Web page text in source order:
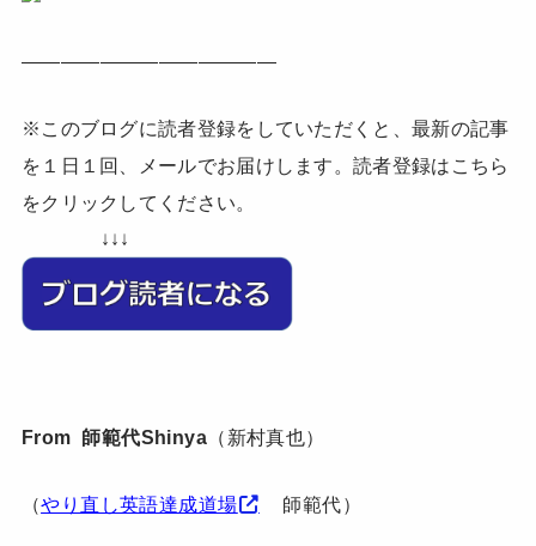
—————————————
※このブログに読者登録をしていただくと、最新の記事
を１日１回、メールでお届けします。読者登録はこちら
をクリックしてください。
↓↓↓
From 師範代Shinya （新村真也）
（やり直し英語達成道場 師範代）